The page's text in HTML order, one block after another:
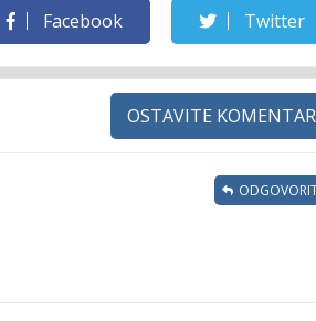
Facebook Twitter
OSTAVITE KOMENTAR